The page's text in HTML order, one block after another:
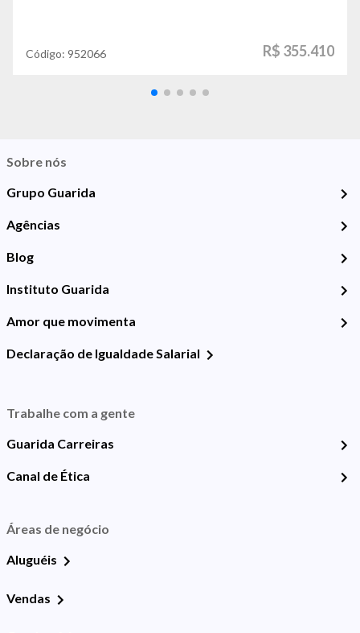
Código: 952066 R$ 355.410
Sobre nós
Grupo Guarida
Agências
Blog
Instituto Guarida
Amor que movimenta
Declaração de Igualdade Salarial
Trabalhe com a gente
Guarida Carreiras
Canal de Ética
Áreas de negócio
Aluguéis
Vendas